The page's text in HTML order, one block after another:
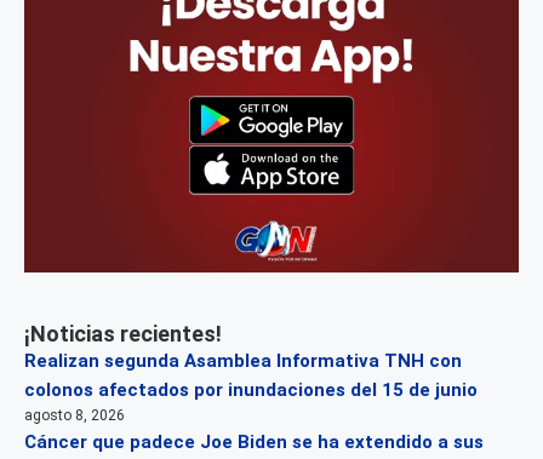
¡Noticias recientes!
Realizan segunda Asamblea Informativa TNH con
colonos afectados por inundaciones del 15 de junio
agosto 8, 2026
Cáncer que padece Joe Biden se ha extendido a sus